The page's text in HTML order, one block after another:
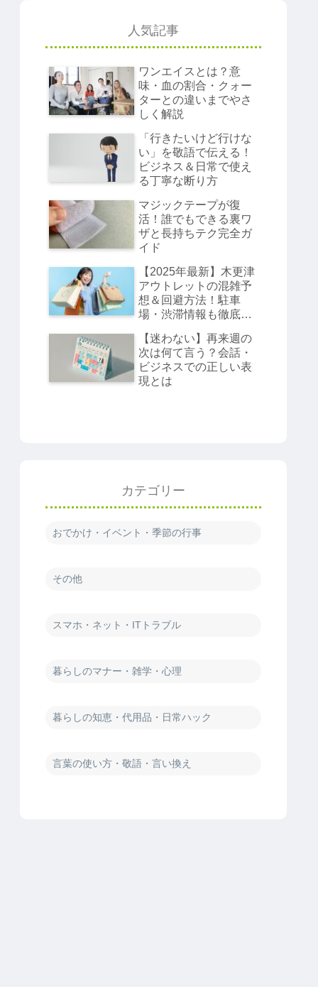
人気記事
ワンエイスとは？意
味・血の割合・クォー
ターとの違いまでやさ
しく解説
「行きたいけど行けな
い」を敬語で伝える！
ビジネス＆日常で使え
る丁寧な断り方
マジックテープが復
活！誰でもできる裏ワ
ザと長持ちテク完全ガ
イド
【2025年最新】木更津
アウトレットの混雑予
想＆回避方法！駐車
場・渋滞情報も徹底解
【迷わない】再来週の
次は何て言う？会話・
ビジネスでの正しい表
現とは
カテゴリー
おでかけ・イベント・季節の行事
その他
スマホ・ネット・ITトラブル
暮らしのマナー・雑学・心理
暮らしの知恵・代用品・日常ハック
言葉の使い方・敬語・言い換え